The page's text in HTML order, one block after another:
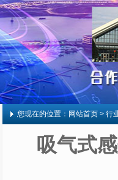
您现在的位置： 网站首页 > 行
吸气式